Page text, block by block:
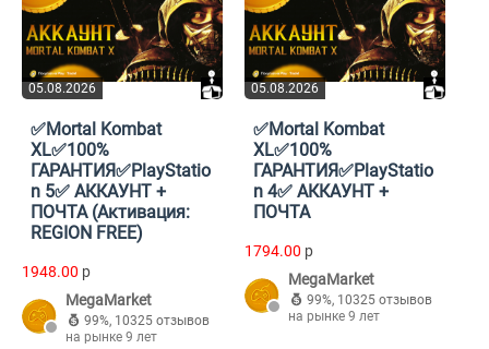
05.08.2026
✅Mortal Kombat
XL✅100%
ГАРАНТИЯ✅PlayStatio
n 5✅ АККАУНТ +
ПОЧТА (Активация:
REGION FREE)
1948.00 p
MegaMarket
99%, 10325 отзывов
на рынке 9 лет
05.08.2026
✅Mortal Kombat
XL✅100%
ГАРАНТИЯ✅PlayStatio
n 4✅ АККАУНТ +
ПОЧТА
1794.00 p
MegaMarket
99%, 10325 отзывов
на рынке 9 лет